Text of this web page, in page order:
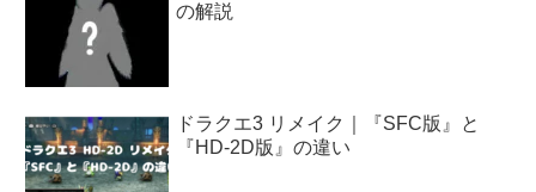
の解説
ドラクエ3 リメイク｜『SFC版』と
『HD-2D版』の違い